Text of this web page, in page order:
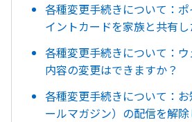
各種変更手続きについて：
イントカードを家族と共有
各種変更手続きについて：
内容の変更はできますか？
各種変更手続きについて：
ールマガジン）の配信を解除